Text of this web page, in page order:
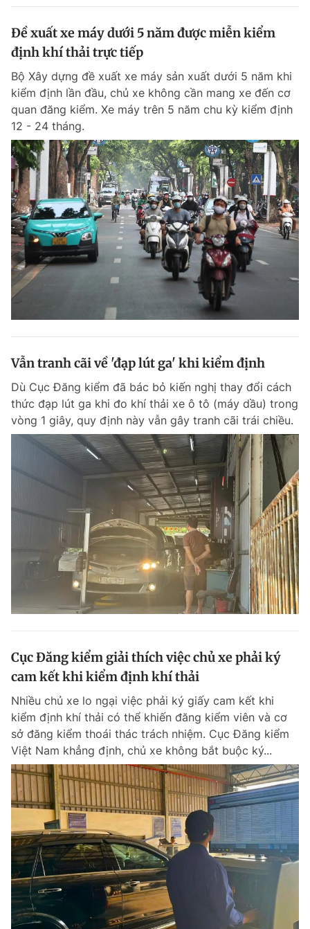
Đề xuất xe máy dưới 5 năm được miễn kiểm
định khí thải trực tiếp
Bộ Xây dựng đề xuất xe máy sản xuất dưới 5 năm khi
kiểm định lần đầu, chủ xe không cần mang xe đến cơ
quan đăng kiểm. Xe máy trên 5 năm chu kỳ kiểm định
12 - 24 tháng.
Vẫn tranh cãi về 'đạp lút ga' khi kiểm định
Dù Cục Đăng kiểm đã bác bỏ kiến nghị thay đổi cách
thức đạp lút ga khi đo khí thải xe ô tô (máy dầu) trong
vòng 1 giây, quy định này vẫn gây tranh cãi trái chiều.
Cục Đăng kiểm giải thích việc chủ xe phải ký
cam kết khi kiểm định khí thải
Nhiều chủ xe lo ngại việc phải ký giấy cam kết khi
kiểm định khí thải có thể khiến đăng kiểm viên và cơ
sở đăng kiểm thoái thác trách nhiệm. Cục Đăng kiểm
Việt Nam khẳng định, chủ xe không bắt buộc ký...